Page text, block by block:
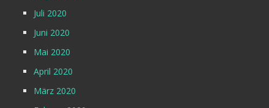
Juli 2020
Juni 2020
Mai 2020
April 2020
März 2020